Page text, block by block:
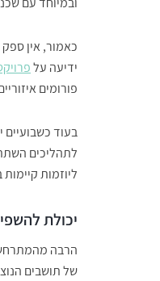
כאמור, אין
ידיעה על
פורומים
בעוד
לתהליכים
ליוזמות
יכולת
הרבה מהמתרחש
של תושבים